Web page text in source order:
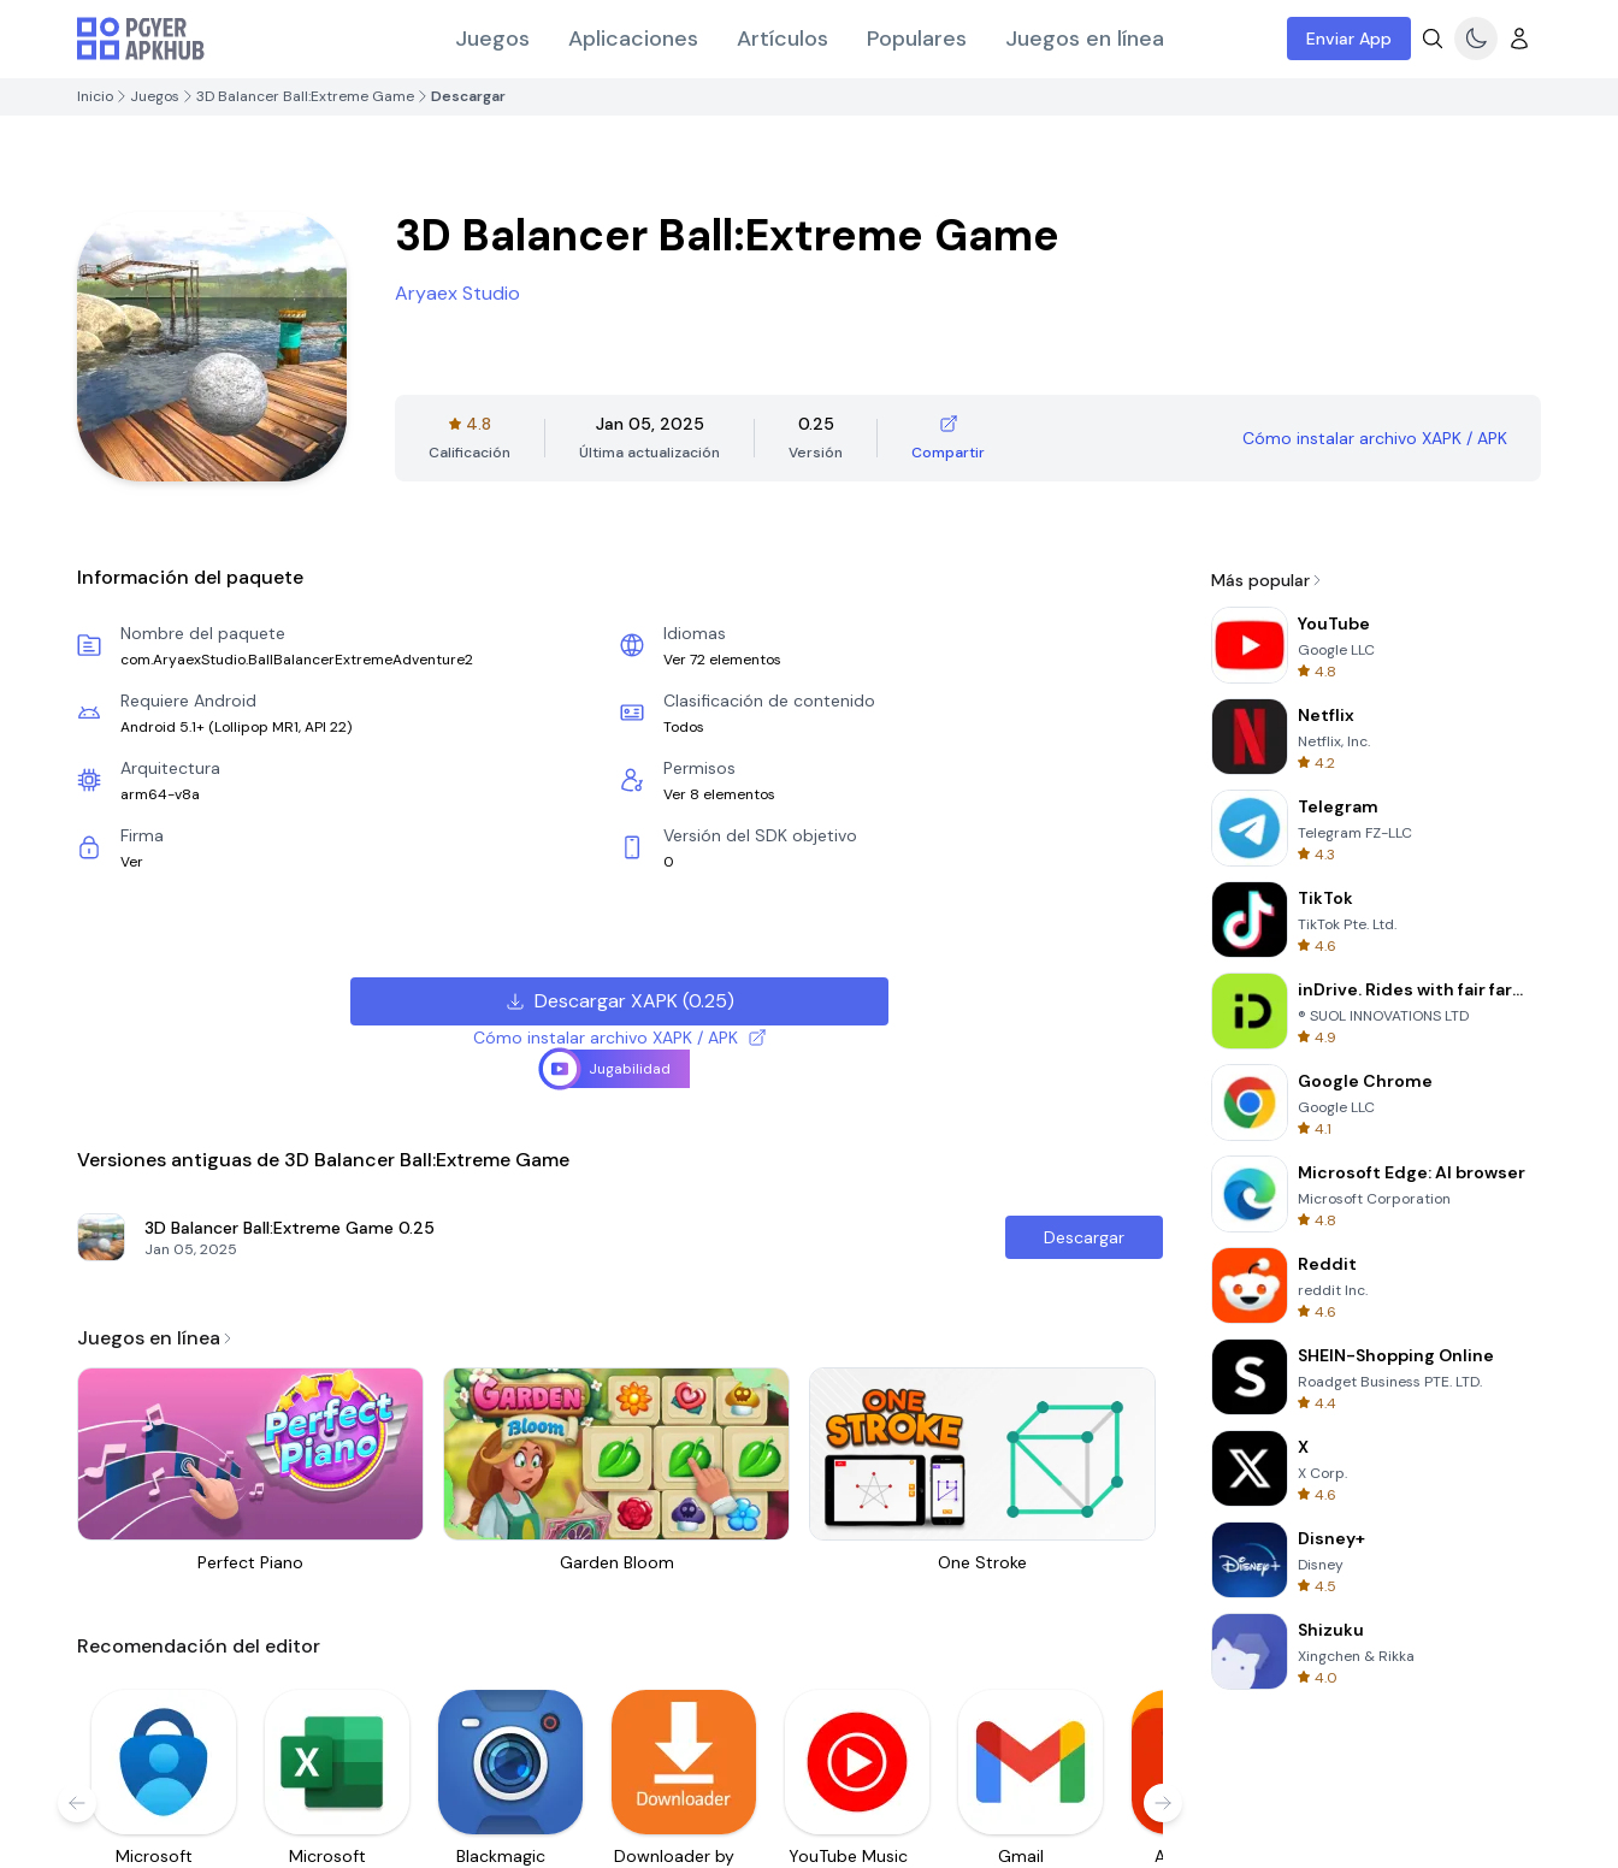
Juegos Aplicaciones Artículos Populares Juegos en línea Enviar App
Inicio Juegos 3D Balancer Ball:Extreme Game Descargar
3D Balancer Ball:Extreme Game
Aryaex Studio
4.8
Calificación
Jan 05, 2025
Última actualización
0.25
Versión Compartir
Cómo instalar archivo XAPK / APK
Información del paquete
Nombre del paquete
com.AryaexStudio.BallBalancerExtremeAdventure2
Idiomas
Ver 72 elementos
Requiere Android
Android 5.1+ (Lollipop MR1, API 22)
Clasificación de contenido
Todos
Arquitectura
arm64-v8a
Permisos
Ver 8 elementos
Firma
Ver
Versión del SDK objetivo
0
Descargar XAPK(0.25)
Cómo instalar archivo XAPK / APK
Jugabilidad
Versiones antiguas de 3D Balancer Ball:Extreme Game
3D Balancer Ball:Extreme Game 0.25
Jan 05, 2025
Descargar
Juegos en línea
Perfect Piano Garden Bloom One Stroke Solitaire Klondike
Recomendación del editor
Microsoft
Microsoft
Blackmagic
Downloader by
YouTube Music Gmail AliExpress
Más popular
YouTube
Google LLC
4.8
Netflix
Netflix, Inc.
4.2
Telegram
Telegram FZ-LLC
4.3
TikTok
TikTok Pte. Ltd.
4.6
inDrive. Rides with fair fares
® SUOL INNOVATIONS LTD
4.9
Google Chrome
Google LLC
4.1
Microsoft Edge: AI browser
Microsoft Corporation
4.8
Reddit
reddit Inc.
4.6
SHEIN-Shopping Online
Roadget Business PTE. LTD.
4.4
X
X Corp.
4.6
Disney+
Disney
4.5
Shizuku
Xingchen & Rikka
4.0